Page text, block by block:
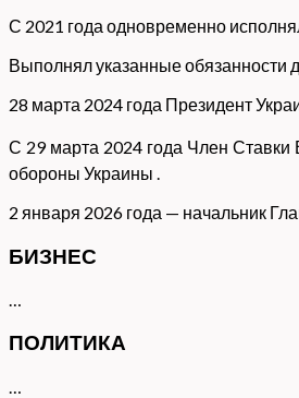
С 2021 года одновременно
Выполнял указанные обязанности
28 марта 2024 года Президент
С 29 марта 2024 года Член
обороны Украины .
2 января 2026 года — начальник
БИЗНЕС
…
ПОЛИТИКА
…